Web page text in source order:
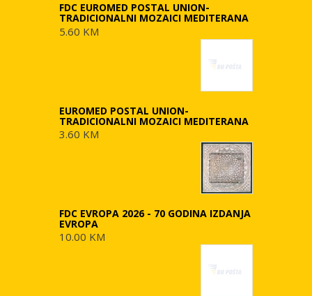
FDC EUROMED POSTAL UNION-
TRADICIONALNI MOZAICI MEDITERANA
5.60 KM
EUROMED POSTAL UNION-
TRADICIONALNI MOZAICI MEDITERANA
3.60 KM
FDC EVROPA 2026 - 70 GODINA IZDANJA
EVROPA
10.00 KM